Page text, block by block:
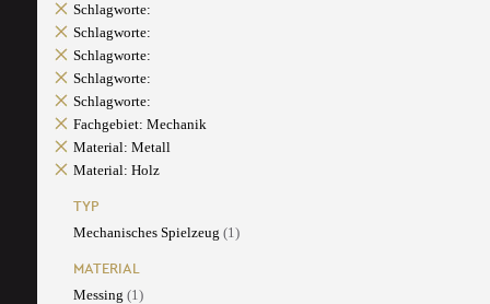
Schlagworte:
Schlagworte:
Schlagworte:
Schlagworte:
Schlagworte:
Fachgebiet: Mechanik
Material: Metall
Material: Holz
TYP
Mechanisches Spielzeug (1)
MATERIAL
Messing (1)